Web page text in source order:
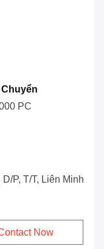
PC
D/P, T/T, Liên Minh
Now